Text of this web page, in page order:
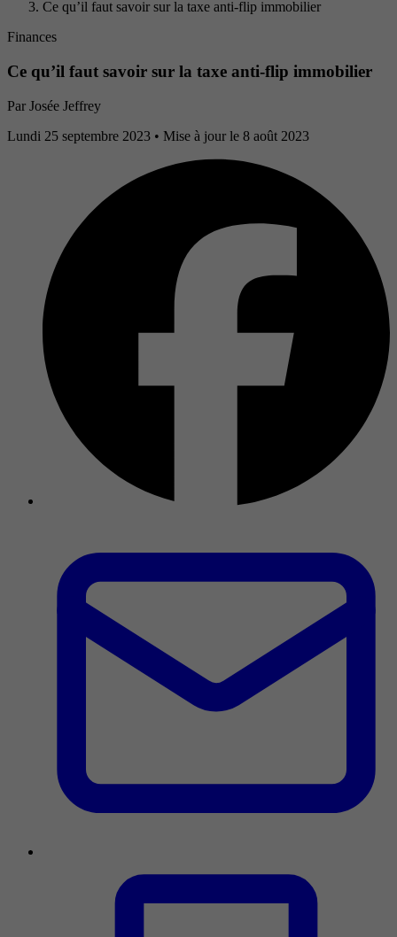
Ce qu’il faut savoir sur la taxe anti-flip immobilier
Finances
Ce qu’il faut savoir sur la taxe anti-flip immobilier
Par Josée Jeffrey
Lundi 25 septembre 2023 • Mise à jour le 8 août 2023